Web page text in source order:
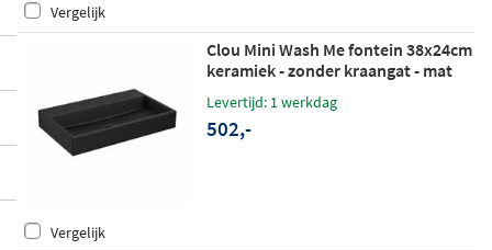
gend als als opzetwastafel
Met de bijpassende pluggen, siliconen wa
terstoppen en sifons stel je de afvoer eenv
oudig naar eigen wens samen.
Vergelijk
Clou Mini Wash Me fontein 38x24cm
keramiek - zonder kraangat - mat
Levertijd: 1 werkdag
502,-
Vergelijk